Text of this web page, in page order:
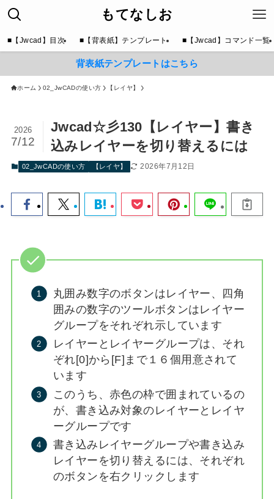
もてなしお
■【Jwcad】目次 ■【背表紙】テンプレート ■【Jwcad】コマンド一覧
背表紙テンプレートはこちら
ホーム 02_JwCADの使い方 【レイヤ】
Jwcad☆彡130【レイヤー】書き
込みレイヤーを切り替えるには
2026
7/12
02_JwCADの使い方 【レイヤ】 2026年7月12日
丸囲み数字のボタンはレイヤー、四角
囲みの数字のツールボタンはレイヤー
グループをそれぞれ示しています
レイヤーとレイヤーグループは、それ
ぞれ[0]から[F]まで１６個用意されて
います
このうち、赤色の枠で囲まれているの
が、書き込み対象のレイヤーとレイヤ
ーグループです
書き込みレイヤーグループや書き込み
レイヤーを切り替えるには、それぞれ
のボタンを右クリックします